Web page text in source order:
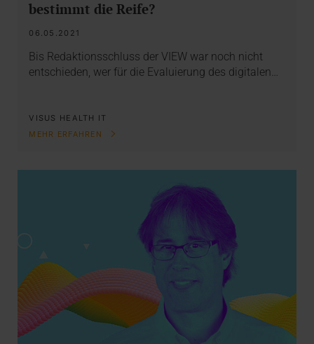
bestimmt die Reife?
06.05.2021
Bis Redaktionsschluss der VIEW war noch nicht
entschieden, wer für die Evaluierung des digitalen…
VISUS HEALTH IT
MEHR ERFAHREN